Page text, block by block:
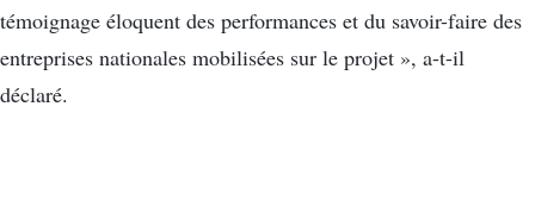
témoignage éloquent des performances et du savoir-faire des
entreprises nationales mobilisées sur le projet », a-t-il
déclaré.